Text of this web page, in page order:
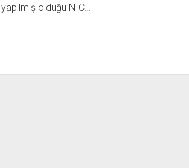
olduğu NIC…